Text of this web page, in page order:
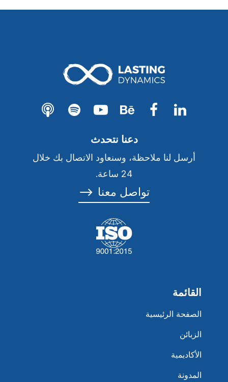
دعنا نتحدث
أرسل لنا ملاحظة، وسنعاود الاتصال بك خلال
24 ساعة.
تواصل معنا ⟶
القائمة
الصفحة الرئيسية
الزبائن
الأكاديمية
المدونة